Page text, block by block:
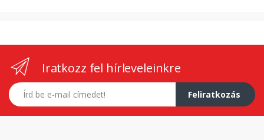
Iratkozz fel hírleveleinkre
E-mail címed
Feliratkozás